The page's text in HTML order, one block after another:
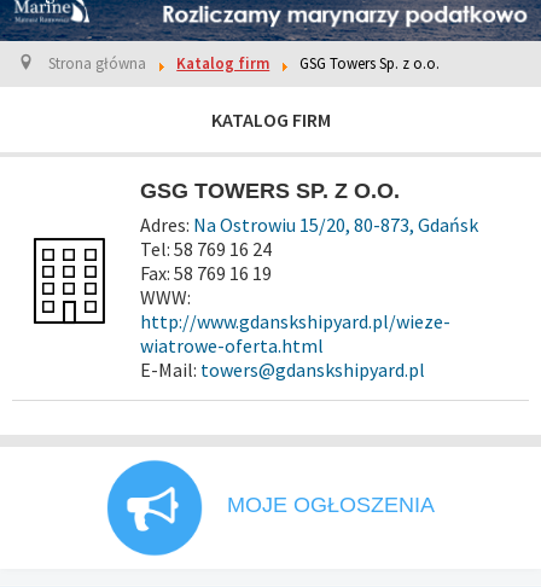
Strona główna Katalog firm GSG Towers Sp. z o.o.
KATALOG FIRM
GSG TOWERS SP. Z O.O.
Adres: Na Ostrowiu 15/20, 80-873, Gdańsk
Tel: 58 769 16 24
Fax: 58 769 16 19
WWW:
http://www.gdanskshipyard.pl/wieze-
wiatrowe-oferta.html
E-Mail: towers@gdanskshipyard.pl
MOJE OGŁOSZENIA